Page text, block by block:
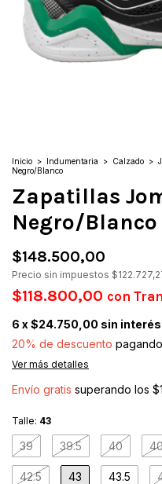
Inicio > Indumentaria > Calzado >
Negro/Blanco
Zapatillas
Negro/Blanco
$148.500,00
Precio sin impuestos
$118.800,00 con
6 x$24.750,00 sin interés
20% de descuento
Ver más detalles
Envío gratis superando los
Talle: 43
39 39.5 40
42.5 43 43.5